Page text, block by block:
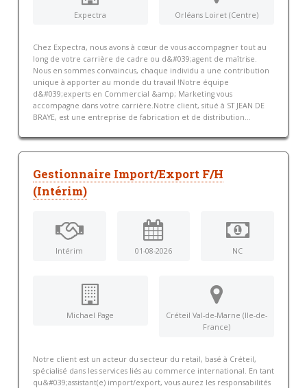
Expectra Orléans Loiret (Centre)
Chez Expectra, nous avons à cœur de vous accompagner tout au
long de votre carrière de cadre ou d&#039;agent de maîtrise.
Nous en sommes convaincus, chaque individu a une contribution
unique à apporter au monde du travail !Notre équipe
d&#039;experts en Commercial &amp; Marketing vous
accompagne dans votre carrière.Notre client, situé à ST JEAN DE
BRAYE, est une entreprise de fabrication et de distribution...
Gestionnaire Import/Export F/H
(Intérim)
Intérim 01-08-2026 NC
Michael Page
Créteil Val-de-Marne (Ile-de-
France)
Notre client est un acteur du secteur du retail, basé à Créteil,
spécialisé dans les services liés au commerce international. En tant
qu&#039;assistant(e) import/export, vous aurez les responsabilités